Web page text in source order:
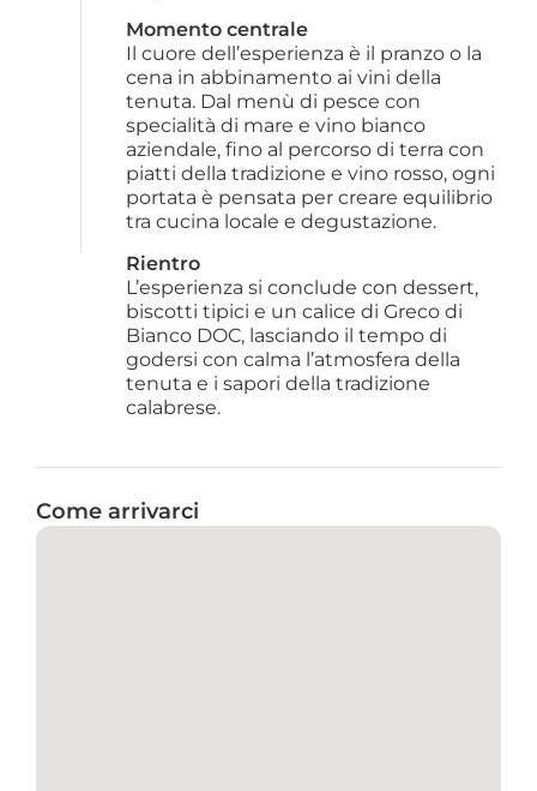
Momento centrale
Il cuore dell’esperienza è il pranzo o la
cena in abbinamento ai vini della
tenuta. Dal menù di pesce con
specialità di mare e vino bianco
aziendale, fino al percorso di terra con
piatti della tradizione e vino rosso, ogni
portata è pensata per creare equilibrio
tra cucina locale e degustazione.
Rientro
L’esperienza si conclude con dessert,
biscotti tipici e un calice di Greco di
Bianco DOC, lasciando il tempo di
godersi con calma l’atmosfera della
tenuta e i sapori della tradizione
calabrese.
Come arrivarci